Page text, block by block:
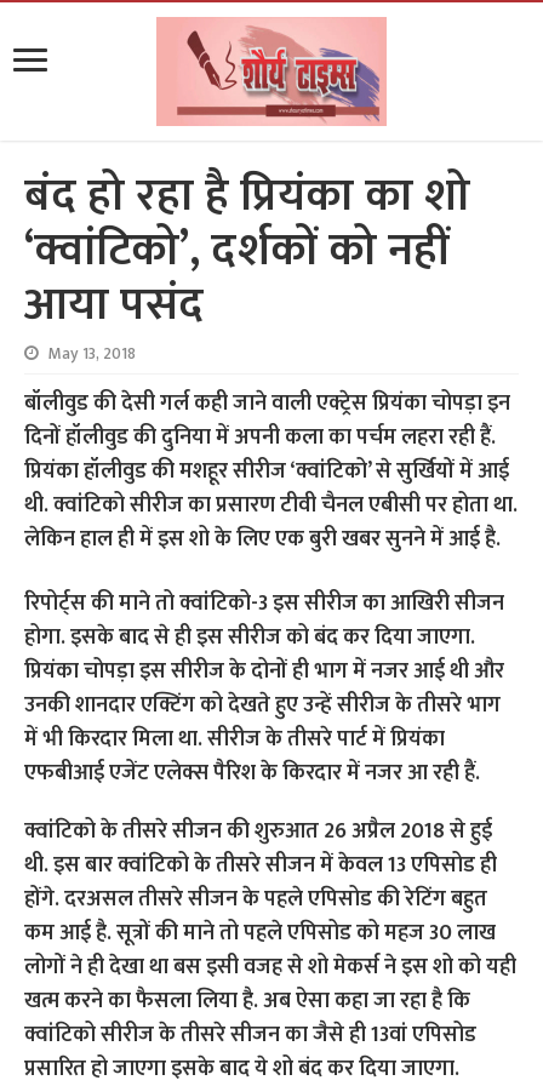
बंद हो रहा है प्रियंका का शो
‘क्वांटिको’, दर्शकों को नहीं
आया पसंद
May 13, 2018
बॉलीवुड की देसी गर्ल कही जाने वाली एक्ट्रेस प्रियंका चोपड़ा इन
दिनों हॉलीवुड की दुनिया में अपनी कला का पर्चम लहरा रही हैं.
प्रियंका हॉलीवुड की मशहूर सीरीज ‘क्वांटिको’ से सुर्खियों में आई
थी. क्वांटिको सीरीज का प्रसारण टीवी चैनल एबीसी पर होता था.
लेकिन हाल ही में इस शो के लिए एक बुरी खबर सुनने में आई है.
रिपोर्ट्स की माने तो क्वांटिको-3 इस सीरीज का आखिरी सीजन
होगा. इसके बाद से ही इस सीरीज को बंद कर दिया जाएगा.
प्रियंका चोपड़ा इस सीरीज के दोनों ही भाग में नजर आई थी और
उनकी शानदार एक्टिंग को देखते हुए उन्हें सीरीज के तीसरे भाग
में भी किरदार मिला था. सीरीज के तीसरे पार्ट में प्रियंका
एफबीआई एजेंट एलेक्स पैरिश के किरदार में नजर आ रही हैं.
क्वांटिको के तीसरे सीजन की शुरुआत 26 अप्रैल 2018 से हुई
थी. इस बार क्वांटिको के तीसरे सीजन में केवल 13 एपिसोड ही
होंगे. दरअसल तीसरे सीजन के पहले एपिसोड की रेटिंग बहुत
कम आई है. सूत्रों की माने तो पहले एपिसोड को महज 30 लाख
लोगों ने ही देखा था बस इसी वजह से शो मेकर्स ने इस शो को यही
खत्म करने का फैसला लिया है. अब ऐसा कहा जा रहा है कि
क्वांटिको सीरीज के तीसरे सीजन का जैसे ही 13वां एपिसोड
प्रसारित हो जाएगा इसके बाद ये शो बंद कर दिया जाएगा.